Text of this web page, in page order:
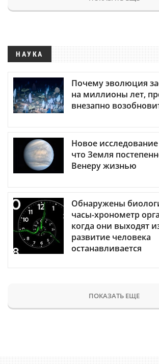
НАУКА
Почему эволюция
на миллионы лет,
внезапно
Новое
что Земля
Венеру жизнью
Обнаружены
часы-хронометр
когда они выходят
развитие человека
останавливается
ПОКАЗАТЬ ЕЩЕ